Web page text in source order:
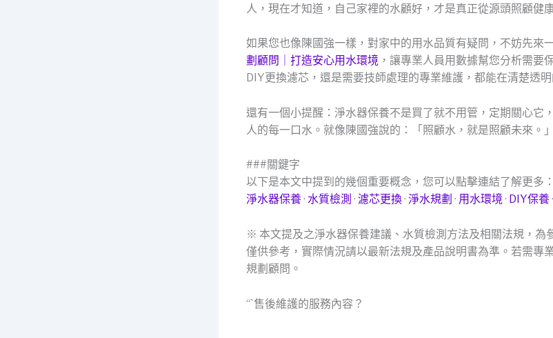
人，現在才知道，自己家裡的水顧好，才是真正從源頭照顧健康
如果您也像陳國強一樣，對家中的用水品質有疑問，不妨先來
劃顧問｜打造安心用水環境 ，讓專業人員用數據幫您分析需要
DIY更換濾芯，還是需要技師處理的專業維護，都能在清楚透明
還有一個小提醒：淨水器保養不是買了就不用管，定期關心它
人的每一口水。就像陳國強說的：「照顧水，就是照顧未來。」
###關鍵字
以下是本文中提到的幾個重要概念，您可以點擊連結了解更多：
淨水器保養· 水質檢測 · 濾芯更換· 淨水規劃 · 用水環境· DIY保養·
※ 本文提及之淨水器保養建議、水質檢測方法及相關法規，為
僅供參考，實際情況請以最新法規及產品說明書為準。若需專
規劃顧問。
“`售後維護的服務內容？